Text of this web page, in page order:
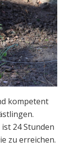
kompetent